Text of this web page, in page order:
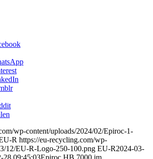
wp-content/uploads/2024/02/Epiroc-1-
R https://eu-recycling.com/wp-
12/EU-R-Logo-250-100.png EU-R2024-03-